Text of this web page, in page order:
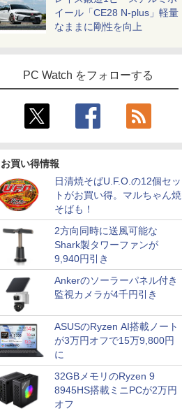
イール「CE28 N-plus」軽量
なままに剛性を向上
PC Watch をフォローする
お買い得情報
日清焼そばU.F.O.の12個セッ
トがお買い得。マルちゃん焼
そばも！
2方向同時に送風可能な
Shark製タワーファンが
9,940円引き
Ankerのソーラーパネル付き
監視カメラが4千円引き
ASUSのRyzen AI搭載ノート
が3万円オフで15万9,800円
に
32GBメモリのRyzen 9
8945HS搭載ミニPCが2万円
オフ